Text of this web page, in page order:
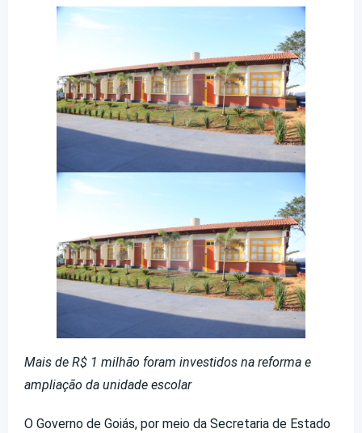
Mais de R$ 1 milhão foram investidos na reforma e
ampliação da unidade escolar
O Governo de Goiás, por meio da Secretaria de Estado